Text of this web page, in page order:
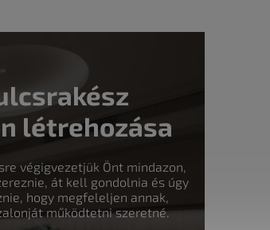
létrehozása
végigvezetjük Önt mindazon,
át kell gondolnia és úgy
hogy megfeleljen annak,
működtetni szeretné.